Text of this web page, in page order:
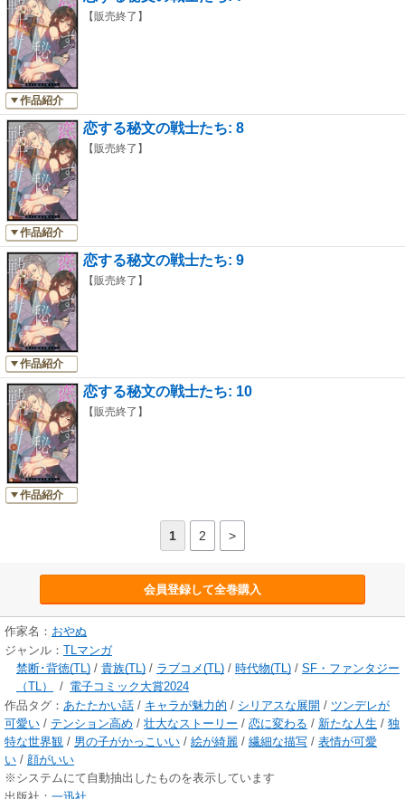
作品紹介
【販売終了】
作品紹介
恋する秘文の戦士たち: 8
【販売終了】
作品紹介
恋する秘文の戦士たち: 9
【販売終了】
作品紹介
恋する秘文の戦士たち: 10
【販売終了】
1 2 >
会員登録して全巻購入
作家名： おやぬ
ジャンル： TLマンガ
禁断･背徳(TL) / 貴族(TL) / ラブコメ(TL) / 時代物(TL) / SF・ファンタジー
（TL）
/ 電子コミック大賞2024
作品タグ： あたたかい話 / キャラが魅力的 / シリアスな展開 / ツンデレが
可愛い / テンション高め / 壮大なストーリー / 恋に変わる / 新たな人生 / 独
特な世界観 / 男の子がかっこいい / 絵が綺麗 / 繊細な描写 / 表情が可愛
い / 顔がいい
※システムにて自動抽出したものを表示しています